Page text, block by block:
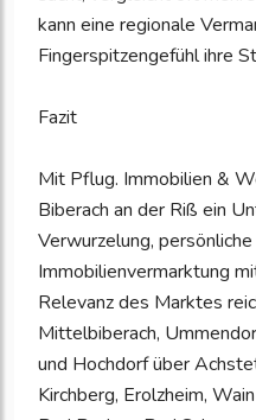
kann eine regionale
Fingerspitzengefühl ihre
Fazit
Mit Pflug. Immobilien &
Biberach an der Riß ein
Verwurzelung,
Immobilienvermarktung
Relevanz des Marktes
Mittelbiberach,
und Hochdorf über
Kirchberg, Erolzheim,